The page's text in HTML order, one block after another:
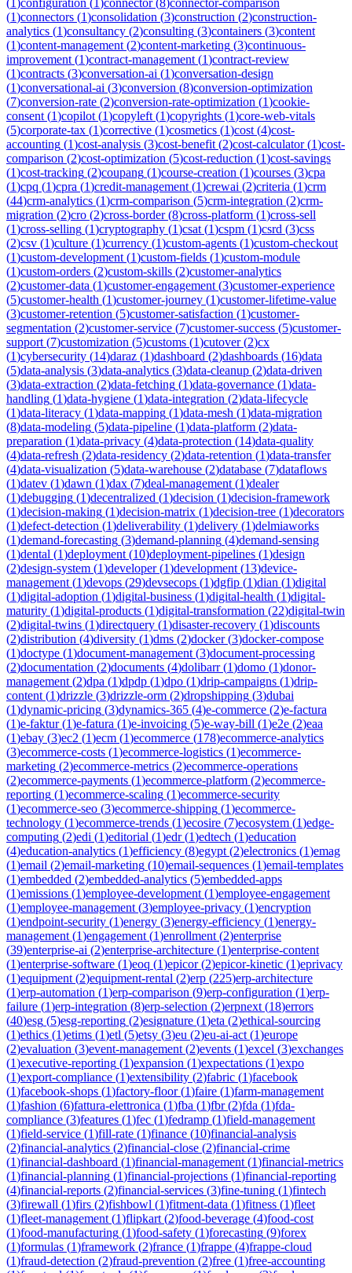
(1)connectors (1)consolidation (3)construction (2)construction-
analytics (1)consultancy (2)consulting (3)containers (3)content
(1)content-management (2)content-marketing (3)continuous-
improvement (1)contract-management (1)contract-review
(1)contracts (3)conversation-ai (1)conversation-design
(1)conversational-ai (3)conversion (8)conversion-optimization
(7)conversion-rate (2)conversion-rate-optimization (1)cookie-
consent (1)copilot (1)copyleft (1)copyrights (1)core-web-vitals
(5)corporate-tax (1)corrective (1)cosmetics (1)cost (4)cost-
accounting (1)cost-analysis (3)cost-benefit (2)cost-calculator(1)cost-
comparison (2)cost-optimization (5)cost-reduction (1)cost-savings
(1)cost-tracking (2)coupang (1)course-creation (1)courses (3)cpa
(1)cpq (1)cpra (1)credit-management (1)crewai (2)criteria (1)crm
(44)crm-analytics (1)crm-comparison (5)crm-integration (2)crm-
migration (2)cro (2)cross-border(8)cross-platform (1)cross-sell
(1)cross-selling (1)cryptography (1)csat (1)cspm (1)csrd (3)css
(2)csv (1)culture (1)currency (1)custom-agents (1)custom-checkout
(1)custom-development (1)custom-fields (1)custom-module
(1)custom-orders (2)custom-skills (2)customer-analytics
(2)customer-data (1)customer-engagement (3)customer-experience
(5)customer-health (1)customer-journey (1)customer-lifetime-value
(3)customer-retention (5)customer-satisfaction (1)customer-
segmentation (2)customer-service (7)customer-success (5)customer-
support (7)customization (5)customs (1)cutover(2)cx
(1)cybersecurity (14)daraz (1)dashboard (2)dashboards (16)data
(5)data-analysis (3)data-analytics (3)data-cleanup (2)data-driven
(3)data-extraction (2)data-fetching (1)data-governance (1)data-
handling (1)data-hygiene (1)data-integration (2)data-lifecycle
(1)data-literacy (1)data-mapping (1)data-mesh (1)data-migration
(8)data-modeling (5)data-pipeline (1)data-platform (2)data-
preparation (1)data-privacy (4)data-protection (14)data-quality
(4)data-refresh (2)data-residency (2)data-retention (1)data-transfer
(4)data-visualization (5)data-warehouse (2)database (7)dataflows
(1)datev (1)dawn (1)dax (7)deal-management (1)dealer
(1)debugging (1)decentralized (1)decision (1)decision-framework
(1)decision-making (1)decision-matrix (1)decision-tree (1)decorators
(1)defect-detection (1)deliverability (1)delivery (1)delmiaworks
(1)demand-forecasting (3)demand-planning (4)demand-sensing
(1)dental (1)deployment (10)deployment-pipelines (1)design
(2)design-system (1)developer(1)development (13)device-
management (1)devops (29)devsecops (1)dgfip (1)dian (1)digital
(1)digital-adoption (1)digital-business (1)digital-health (1)digital-
maturity (1)digital-products (1)digital-transformation (22)digital-twin
(2)digital-twins (1)directquery (1)disaster-recovery (1)discounts
(2)distribution (4)diversity (1)dms (2)docker(3)docker-compose
(1)doctype (1)document-management (3)document-processing
(2)documentation (2)documents (4)dolibarr(1)domo (1)donor-
management (2)dpa (1)dpdp (1)dpo (1)drip-campaigns (1)drip-
content (1)drizzle (3)drizzle-orm (2)dropshipping (3)dubai
(1)dynamic-pricing (3)dynamics-365 (4)e-commerce (2)e-factura
(1)e-faktur(1)e-fatura (1)e-invoicing (5)e-way-bill (1)e2e (2)eaa
(1)ebay (3)ec2 (1)ecm (1)ecommerce (178)ecommerce-analytics
(3)ecommerce-costs (1)ecommerce-logistics (1)ecommerce-
marketing (2)ecommerce-metrics (2)ecommerce-operations
(2)ecommerce-payments (1)ecommerce-platform (2)ecommerce-
reporting (1)ecommerce-scaling (1)ecommerce-security
(1)ecommerce-seo (3)ecommerce-shipping (1)ecommerce-
technology (1)ecommerce-trends (1)ecosire (7)ecosystem (1)edge-
computing (2)edi (1)editorial (1)edr(1)edtech (1)education
(4)education-analytics (1)efficiency (8)egypt (2)electronics (1)emag
(1)email (2)email-marketing (10)email-sequences (1)email-templates
(1)embedded (2)embedded-analytics (5)embedded-apps
(1)emissions (1)employee-development (1)employee-engagement
(1)employee-management (3)employee-privacy (1)encryption
(1)endpoint-security (1)energy (3)energy-efficiency (1)energy-
management (1)engagement (1)enrollment (2)enterprise
(39)enterprise-ai (2)enterprise-architecture (1)enterprise-content
(1)enterprise-software (1)eoq (1)epicor(2)epicor-kinetic (1)eprivacy
(1)equipment (2)equipment-rental (2)erp (225)erp-architecture
(1)erp-automation (1)erp-comparison (9)erp-configuration (1)erp-
failure (1)erp-integration (8)erp-selection (2)erpnext (18)errors
(40)esg (5)esg-reporting (2)esignature (1)eta (2)ethical-sourcing
(1)ethics (1)etims (1)etl (5)etsy (3)eu (2)eu-ai-act (1)europe
(2)evaluation (3)event-management (2)events (1)excel (3)exchanges
(1)executive-reporting (1)expansion (1)expectations (1)expo
(1)export-compliance (1)extensibility (2)fabric (1)facebook
(1)facebook-shops (1)factory-floor(1)faire (1)farm-management
(1)fashion (6)fattura-elettronica (1)fba (1)fbr(2)fda (1)fda-
compliance (3)features (1)fec (1)fedramp (1)field-management
(1)field-service (1)fill-rate (1)finance (10)financial-analysis
(2)financial-analytics (2)financial-close (2)financial-crime
(1)financial-dashboard (1)financial-management (1)financial-metrics
(1)financial-planning (1)financial-projections (1)financial-reporting
(4)financial-reports (2)financial-services (3)fine-tuning (1)fintech
(3)firewall (1)firs (2)fishbowl (1)fitment-data (1)fitness (1)fleet
(1)fleet-management (1)flipkart (2)food-beverage (4)food-cost
(1)food-manufacturing (1)food-safety (1)forecasting (9)forex
(1)formulas (1)framework (2)france (1)frappe (4)frappe-cloud
(1)fraud-detection (2)fraud-prevention (2)free (1)free-accounting